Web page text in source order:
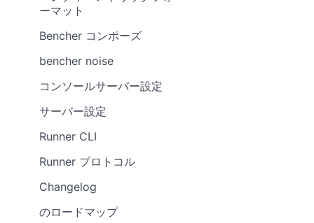
ーマット
Bencher コンポーズ
bencher noise
コンソールサーバー設定
サーバー設定
Runner CLI
Runner プロトコル
Changelog
のロードマップ